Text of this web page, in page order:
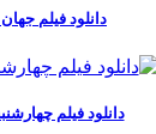
دانلود فیلم
دانلود فیلم چهارشنبه ۱۹